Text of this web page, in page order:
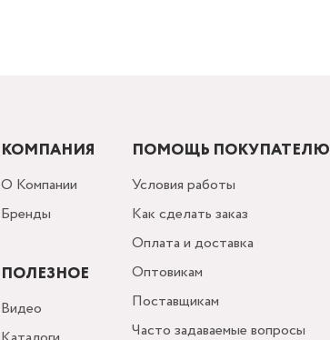
КОМПАНИЯ
О Компании
Бренды
ПОЛЕЗНОЕ
Видео
ПОМОЩЬ ПОКУПАТЕЛЮ
Условия работы
Как сделать заказ
Оплата и доставка
Оптовикам
Поставщикам
Часто задаваемые вопросы